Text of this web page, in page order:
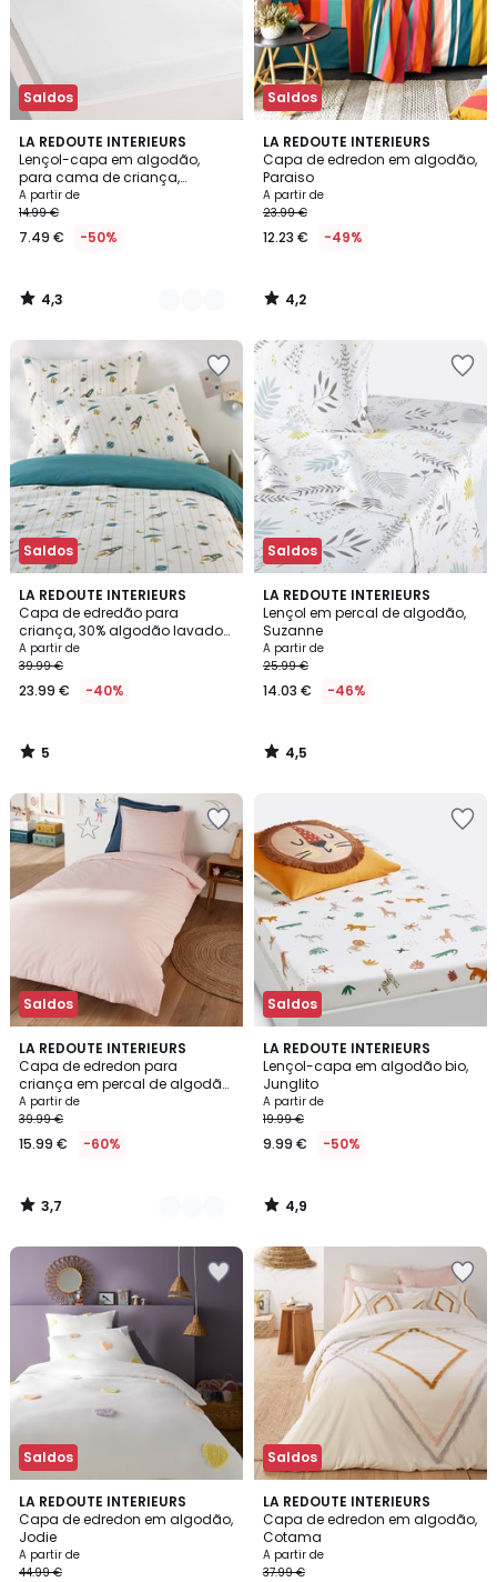
Saldos
LA REDOUTE INTERIEURS
Lençol-capa em algodão,
para cama de criança,
Scenario
A partir de
14.99 €
7.49 € -50%
4,3
/ 5
19
Cores
4,3
/
Saldos
LA REDOUTE INTERIEURS
Capa de edredon em algodão,
Paraiso
A partir de
23.99 €
12.23 € -49%
4,2
/ 5
4,2
/
Saldos
LA REDOUTE INTERIEURS
Capa de edredão para
criança, 30% algodão lavado
reciclado, estampado com
foguetões, EGOR
A partir de
39.99 €
23.99 € -40%
5
/
5
5
/
Saldos
LA REDOUTE INTERIEURS
Lençol em percal de algodão,
Suzanne
A partir de
25.99 €
14.03 € -46%
4,5
/ 5
4,5
/
Saldos
LA REDOUTE INTERIEURS
Capa de edredon para
criança em percal de algodão,
200 fios, Scénario
A partir de
39.99 €
15.99 € -60%
3,7
/ 5
21
Cores
3,7
/
Saldos
LA REDOUTE INTERIEURS
Lençol-capa em algodão bio,
Junglito
A partir de
19.99 €
9.99 € -50%
4,9
/ 5
4,9
/
Saldos
LA REDOUTE INTERIEURS
Capa de edredon em algodão,
Jodie
A partir de
44.99 €
4,9
/ 5
Saldos
LA REDOUTE INTERIEURS
Capa de edredon em algodão,
Cotama
A partir de
37.99 €
4,6
/ 5